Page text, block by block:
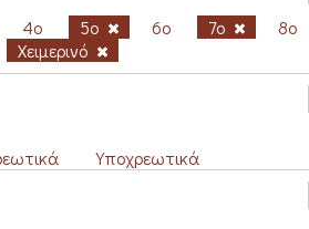
4ο 5ο 6ο 7ο
8ο
Χειμερινό
Υποχρεωτικά